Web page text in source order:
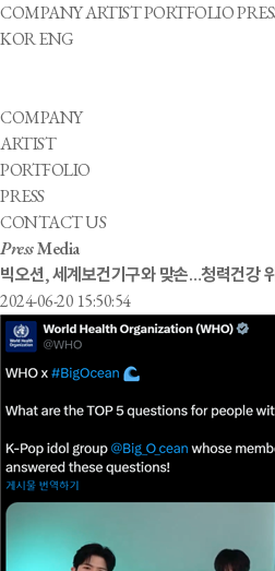
COMPANYARTISTPORTFOLIO
KORENG
COMPANY
ARTIST
PORTFOLIO
PRESS
CONTACT US
PressMedia
빅오션, 세계보건기구와 맞손…청력건강
2024-06-20 15:50:54